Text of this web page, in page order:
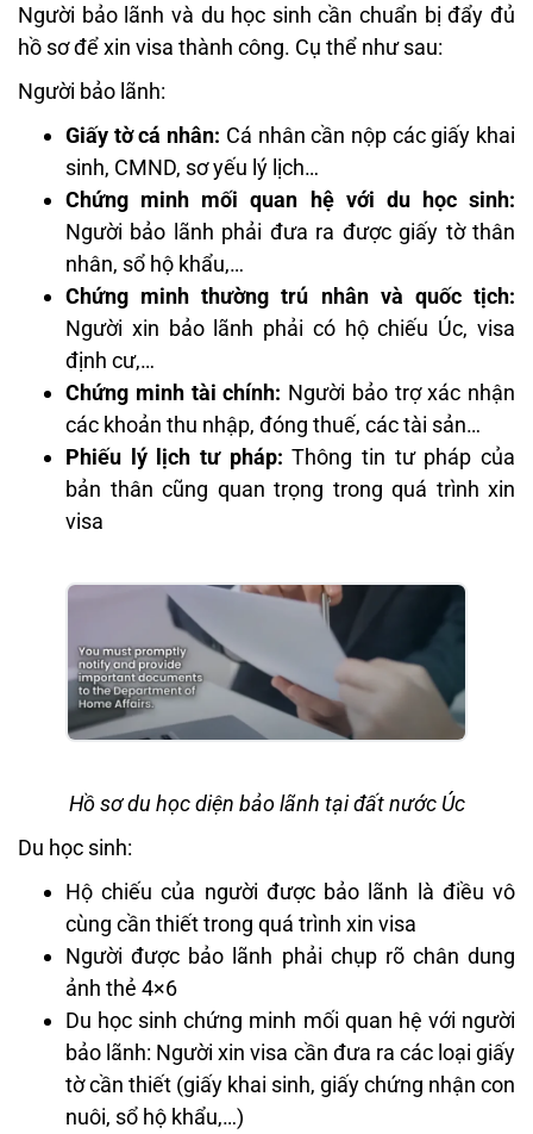
Người bảo lãnh và du học sinh cần chuẩn bị đẩy đủ
hồ sơ để xin visa thành công. Cụ thể như sau:
Người bảo lãnh:
Giấy tờ cá nhân: Cá nhân cần nộp các giấy khai
sinh, CMND, sơ yếu lý lịch…
Chứng minh mối quan hệ với du học sinh:
Người bảo lãnh phải đưa ra được giấy tờ thân
nhân, sổ hộ khẩu,…
Chứng minh thường trú nhân và quốc tịch:
Người xin bảo lãnh phải có hộ chiếu Úc, visa
định cư,…
Chứng minh tài chính: Người bảo trợ xác nhận
các khoản thu nhập, đóng thuế, các tài sản…
Phiếu lý lịch tư pháp: Thông tin tư pháp của
bản thân cũng quan trọng trong quá trình xin
visa
Hồ sơ du học diện bảo lãnh tại đất nước Úc
Du học sinh:
Hộ chiếu của người được bảo lãnh là điều vô
cùng cần thiết trong quá trình xin visa
Người được bảo lãnh phải chụp rõ chân dung
ảnh thẻ 4×6
Du học sinh chứng minh mối quan hệ với người
bảo lãnh: Người xin visa cần đưa ra các loại giấy
tờ cần thiết (giấy khai sinh, giấy chứng nhận con
nuôi, sổ hộ khẩu,…)